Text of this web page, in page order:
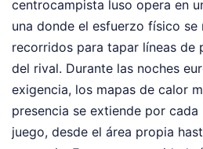
centrocampista luso opera en
una donde el esfuerzo físico
recorridos para tapar líneas de
del rival. Durante las noches
exigencia, los mapas de calor
presencia se extiende por
juego, desde el área propia